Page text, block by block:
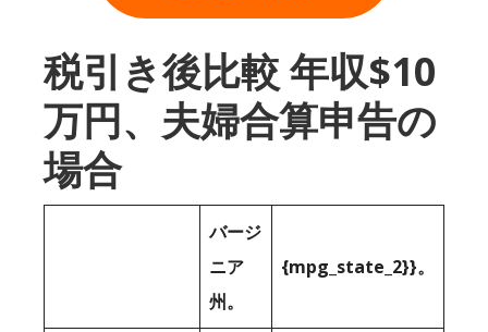
税引き後比較 年収$10
万円、夫婦合算申告の
場合
バージ
ニア
州。
{mpg_state_2}}。